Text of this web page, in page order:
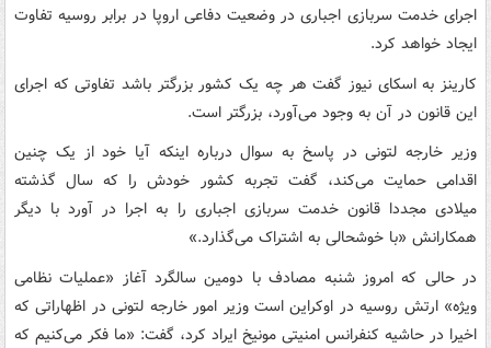
اجرای خدمت سربازی اجباری در وضعیت دفاعی اروپا در برابر روسیه تفاوت
ایجاد خواهد کرد.
کارینز به اسکای نیوز گفت هر چه یک کشور بزرگتر باشد تفاوتی که اجرای
این قانون در آن به وجود می‌آورد، بزرگتر است.
وزیر خارجه لتونی در پاسخ به سوال درباره اینکه آیا خود از یک چنین
اقدامی حمایت می‌کند، گفت تجربه کشور خودش را که سال گذشته
میلادی مجددا قانون خدمت سربازی اجباری را به اجرا در آورد با دیگر
همکارانش «با خوشحالی به اشتراک می‌گذارد.»
در حالی که امروز شنبه مصادف با دومین سالگرد آغاز «عملیات نظامی
ویژه» ارتش روسیه در اوکراین است وزیر امور خارجه لتونی در اظهاراتی که
اخیرا در حاشیه کنفرانس امنیتی مونیخ ایراد کرد، گفت: «ما فکر می‌کنیم که